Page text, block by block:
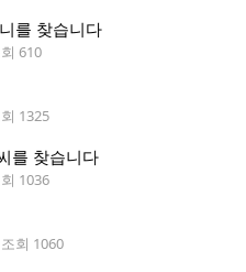
를 찾습니다
610
1325
를 찾습니다
1036
조회 1060